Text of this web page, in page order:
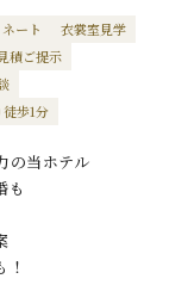
ート
衣裳室見学
積ご提示
歩1分
の当ホテル
も